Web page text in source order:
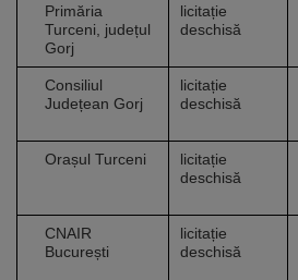
Primăria
Turceni, județul
Gorj
licitație
deschisă
Consiliul
Județean Gorj
licitație
deschisă
Orașul Turceni
licitație
deschisă
CNAIR
București
licitație
deschisă